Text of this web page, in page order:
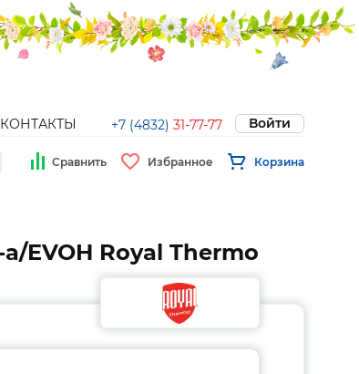
КОНТАКТЫ +7 (4832) 31-77-77 Войти
Сравнить Избранное Корзина
EVOH Royal Thermo